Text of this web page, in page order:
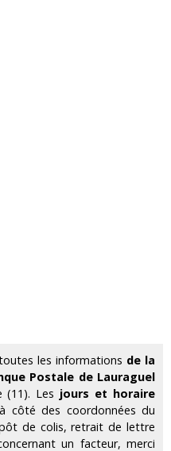
les informations de la
Postale de Lauraguel
(11). Les jours et horaire
côté des coordonnées du
de colis, retrait de lettre
un facteur, merci